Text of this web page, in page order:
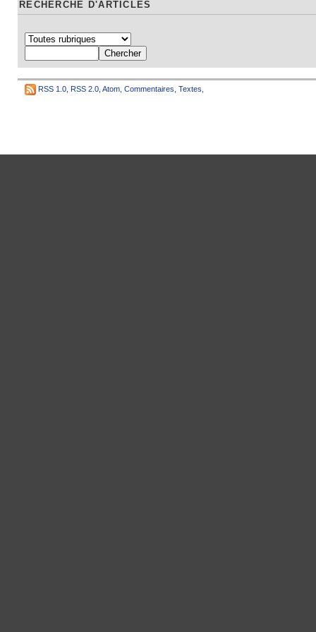
RECHERCHE D'ARTICLES
RSS 1.0 RSS 2.0 Atom Commentaires Textes